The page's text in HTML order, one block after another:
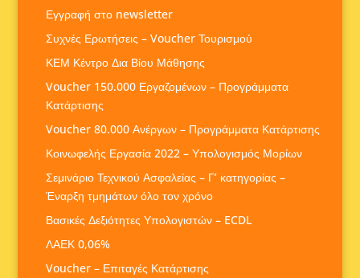
Εγγραφή στο newsletter
Συχνές Ερωτήσεις – Voucher Τουρισμού
ΚΕΜ Κέντρο Δια Βίου Μάθησης
Voucher 150.000 Εργαζομένων – Προγράμματα
Κατάρτισης
Voucher 80.000 Ανέργων – Προγράμματα Κατάρτισης
Κοινωφελής Εργασία 2022 – Υπολογισμός Μορίων
Σεμινάριο Τεχνικού Ασφαλείας – Γ’ κατηγορίας –
Έναρξη τμημάτων όλο τον χρόνο
Βασικές Δεξιότητες Υπολογιστών – ECDL
ΛΑΕΚ 0,06%
Voucher – Επιταγές Κατάρτισης